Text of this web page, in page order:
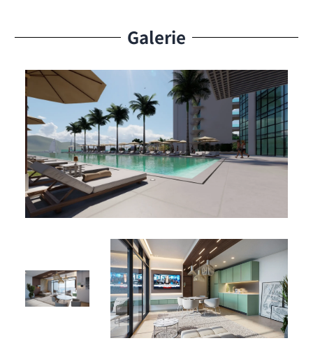
Salle de sport entièrement équipée
Marina privée avec emplacements bateaux
(réservés aux propriétaires)
Restaurants, bar et spa intégrés à la résidence
Construction aux normes anti-ouragan et
sismiques
L’emplacement — Cupecoy
Cupecoy est l’un des quartiers à plus forte croissance de
Aéroport international SXM à quelques minutes
Mullet Bay Beach et Cupecoy Beach à proximité
Sint Maarten Golf Course à côté
Supermarché, pharmacie, restaurants, vie
nocturne à pied
Galerie